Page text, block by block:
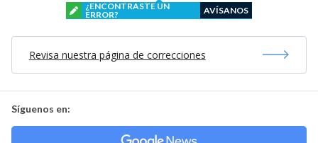
¿ENCONTRASTE UN
ERROR?
AVÍSANOS
Revisa nuestra página de correcciones
Síguenos en: